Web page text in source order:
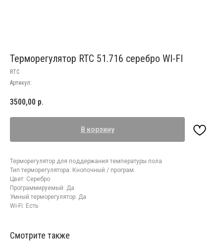
Терморегулятор RTC 51.716 серебро WI-FI
RTC
Артикул:
3500,00 р.
В корзину
Терморегулятор для поддержания температуры пола
Тип терморегулятора: Кнопочный / програм.
Цвет: Серебро
Программируемый: Да
Умный терморегулятор: Да
Wi-Fi: Есть
Смотрите также